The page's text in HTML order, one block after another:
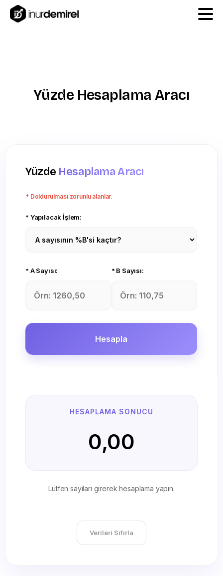
Yüzde Hesaplama Aracı
Yüzde Hesaplama Aracı
* Doldurulması zorunlu alanlar.
* Yapılacak İşlem:
* A Sayısı: * B Sayısı:
Hesapla
HESAPLAMA SONUCU
0,00
Lütfen sayıları girerek hesaplama yapın.
Verileri Sıfırla